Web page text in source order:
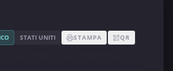
STATI UNITI STAMPA QR